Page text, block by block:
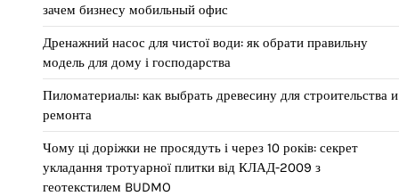
зачем бизнесу мобильный офис
Дренажний насос для чистої води: як обрати правильну
модель для дому і господарства
Пиломатериалы: как выбрать древесину для строительства и
ремонта
Чому ці доріжки не просядуть і через 10 років: секрет
укладання тротуарної плитки від КЛАД-2009 з
геотекстилем BUDMO